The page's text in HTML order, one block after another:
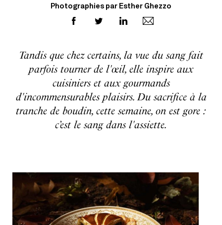
Photographies par Esther Ghezzo
Tandis que chez certains, la vue du sang fait
parfois tourner de l'œil, elle inspire aux
cuisiniers et aux gourmands
d'incommensurables plaisirs. Du sacrifice à la
tranche de boudin, cette semaine, on est gore :
c’est le sang dans l'assiette.